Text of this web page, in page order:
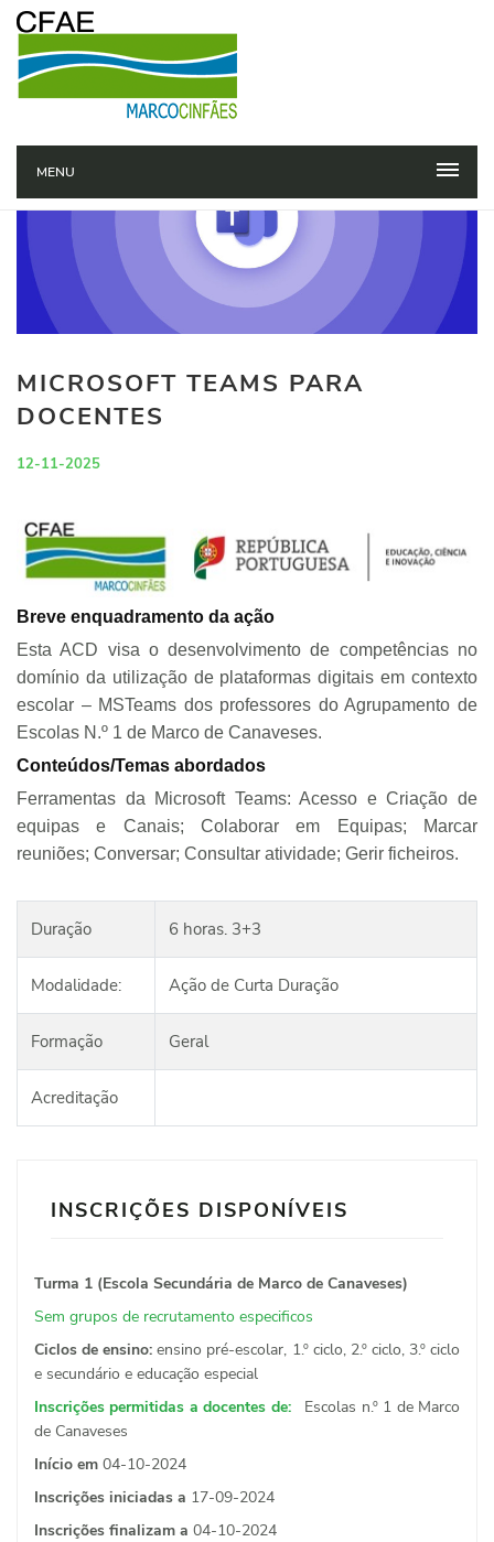
MENU
MICROSOFT TEAMS PARA
DOCENTES
12-11-2025
Breve enquadramento da ação
Esta ACD visa o desenvolvimento de competências no
domínio da utilização de plataformas digitais em contexto
escolar – MSTeams dos professores do Agrupamento de
Escolas N.º 1 de Marco de Canaveses.
Conteúdos/Temas abordados
Ferramentas da Microsoft Teams: Acesso e Criação de
equipas e Canais; Colaborar em Equipas; Marcar
reuniões; Conversar; Consultar atividade; Gerir ficheiros.
Duração 6 horas. 3+3
Modalidade: Ação de Curta Duração
Formação Geral
Acreditação
INSCRIÇÕES DISPONÍVEIS
Turma 1 (Escola Secundária de Marco de Canaveses)
Sem grupos de recrutamento especificos
Ciclos de ensino: ensino pré-escolar, 1.º ciclo, 2.º ciclo, 3.º ciclo
e secundário e educação especial
Inscrições permitidas a docentes de:
Escolas n.º 1 de Marco
de Canaveses
Início em 04-10-2024
Inscrições iniciadas a 17-09-2024
Inscrições finalizam a 04-10-2024